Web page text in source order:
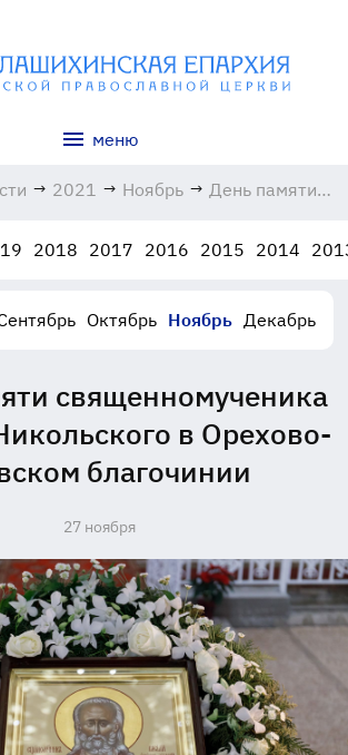
меню
→ 2021 → Ноябрь → День памяти
Никольского в
благочинии
2018 2017 2016 2015 2014
Октябрь Ноябрь Декабрь
священномученика
в Орехово-
благочинии
27 ноября